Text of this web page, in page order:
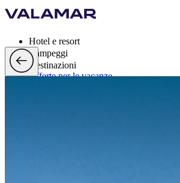
Hotel e resort
Campeggi
Destinazioni
Offerte per le vacanze